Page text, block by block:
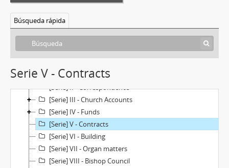
Búsqueda rápida
Serie V - Contracts
[Serie] I - Papers related to the origin of the Church
[Serie] II - Correspondence
[Serie] III - Church Accounts
[Serie] IV - Funds
[Serie] V - Contracts
[Serie] VI - Building
[Serie] VII - Organ matters
[Serie] VIII - Bishop Council